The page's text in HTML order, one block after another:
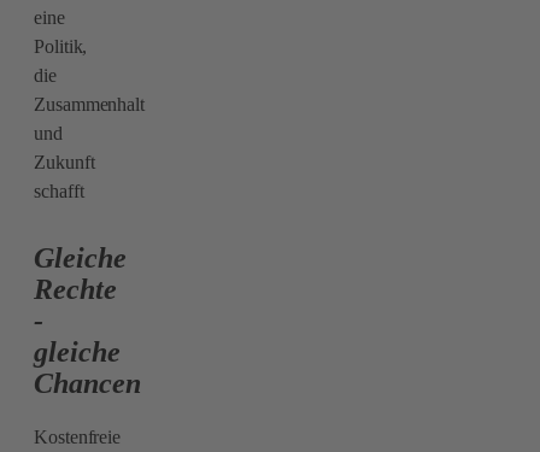
eine
Politik,
die
Zusammenhalt
und
Zukunft
schafft
Gleiche
Rechte
-
gleiche
Chancen
Kostenfreie